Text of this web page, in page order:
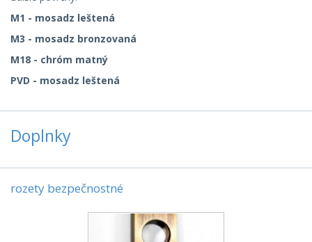
M1 - mosadz leštená
M3 - mosadz bronzovaná
M18 - chróm matný
PVD - mosadz leštená
Doplnky
rozety bezpečnostné